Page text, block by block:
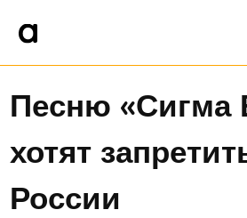
Песню «Сигма
хотят
России